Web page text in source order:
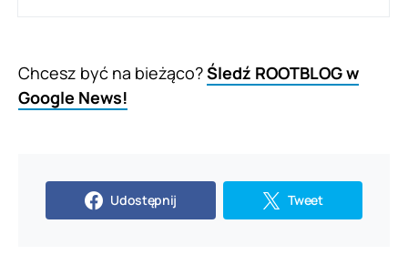
Chcesz być na bieżąco?Śledź ROOTBLOG w
Google News!
Udostępnij Tweet